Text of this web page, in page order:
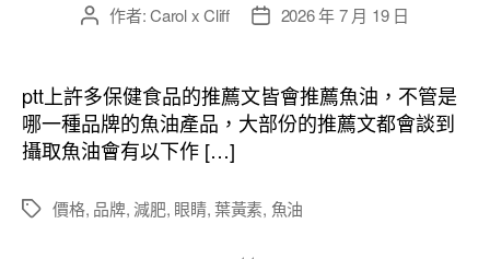
文
者
作者:Carol x Cliff
文
佈
日
期
2026 年 7 月 19 日
ptt上許多保健食品的推薦文皆會推薦魚油，不管是
哪一種品牌的魚油產品，大部份的推薦文都會談到
攝取魚油會有以下作 […]
標
價格, 品牌,減肥, 眼睛,葉黃素, 魚油